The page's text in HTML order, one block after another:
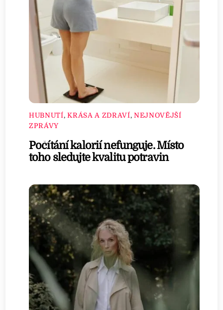
HUBNUTÍ,KRÁSA A ZDRAVÍ, NEJNOVĚJŠÍ
ZPRÁVY
Počítání kalorií nefunguje. Místo
toho sledujte kvalitu potravin